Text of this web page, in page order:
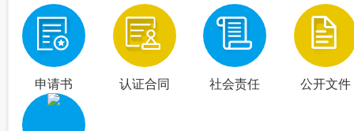
申请书 认证合同 社会责任 公开文件